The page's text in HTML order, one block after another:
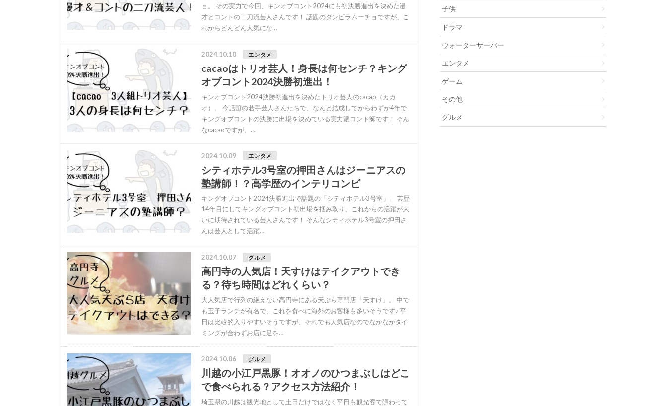
ョ。 その実力で今回、キンオブコント2024にも初決勝進出を決めた漫
才とコントの二刀流芸人さんです！ 話題のダンビラムーチョですが、こ
れからどんどん人気にな…
2024.10.10 エンタメ
cacaoはトリオ芸人！身長は何センチ？キング
オブコント2024決勝初進出！
キンオブコント2024決勝初進出を決めたトリオ芸人のcacao（カカ
オ）。 今話題の若手芸人さんたちで、なんと結成してからわずか4年で
キングオブコントの決勝に出場を決めている実力派コント師です！ そん
なcacaoですが、…
2024.10.09 エンタメ
シティホテル3号室の押田さんはジーニアスの
塾講師！？高学歴のインテリコンビ
キングオブコント2024決勝進出で話題の「シティホテル3号室」。 芸歴
14年目にしてキングオブコント初出場を掴み取り、これからの活躍が大
いに期待されている芸人さんです！ そんなシティホテル3号室の押田さ
んは芸人として活躍…
2024.10.07 グルメ
高円寺の人気店！天すけはテイクアウトでき
る？待ち時間はどれくらい？
大人気店で行列の絶えない高円寺にある天ぷら専門店「天すけ」。 中で
も玉子ランチが有名で、これを食べに海外のお客様も多いそうです♪ 平
日は比較的入りやすいそうですが、それでも人気店なのでなかなかタイ
ミングが合わずお店に足を…
2024.10.06 グルメ
川越の小江戸黒豚！オオノのひつまぶしはどこ
で食べられる？アクセス方法紹介！
埼玉県の川越は観光地として土日だけではなく平日も観光客で賑わって
子供
ドラマ
ウォーターサーバー
エンタメ
ゲーム
その他
グルメ